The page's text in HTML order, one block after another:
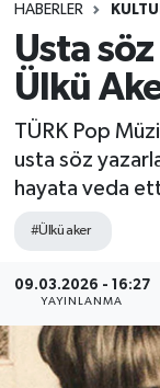
HABERLER
Usta
Ülkü
TÜRK Pop
usta söz
hayata veda
#Ülkü aker
09.03.2026 - 16:27
YAYINLANMA
DÜNYA
EĞİTİM
EKONOMİ
EMLAK
GÜNDEM
İNSAN
KADIN
Namaz
Trafik
Süper Lig
Tüm
Son Dakika
Haber Arşivi